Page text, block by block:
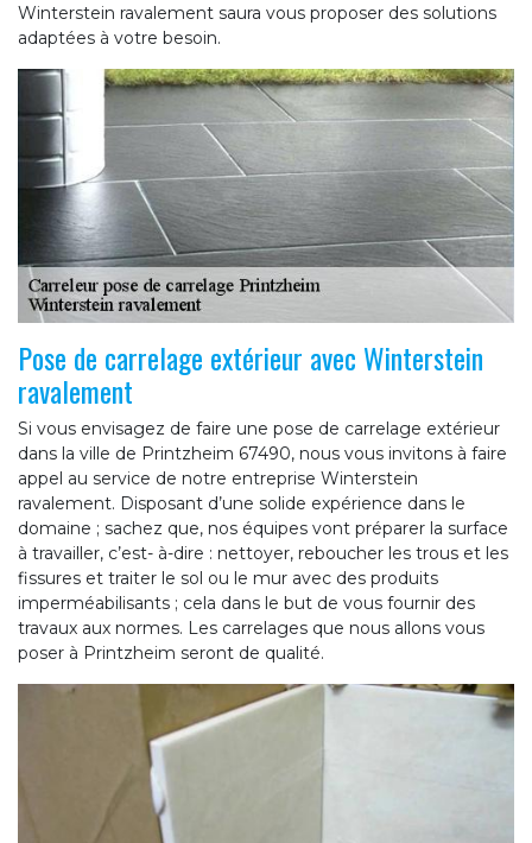
Winterstein ravalement saura vous proposer des solutions
adaptées à votre besoin.
Pose de carrelage extérieur avec Winterstein
ravalement
Si vous envisagez de faire une pose de carrelage extérieur
dans la ville de Printzheim 67490, nous vous invitons à faire
appel au service de notre entreprise Winterstein
ravalement. Disposant d’une solide expérience dans le
domaine ; sachez que, nos équipes vont préparer la surface
à travailler, c’est- à-dire : nettoyer, reboucher les trous et les
fissures et traiter le sol ou le mur avec des produits
imperméabilisants ; cela dans le but de vous fournir des
travaux aux normes. Les carrelages que nous allons vous
poser à Printzheim seront de qualité.